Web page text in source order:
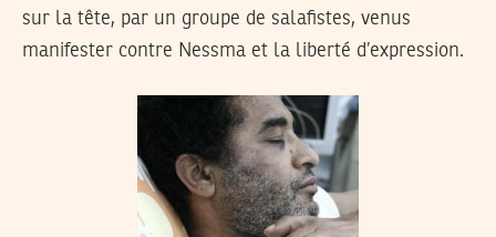
sur la tête, par un groupe de salafistes, venus
manifester contre Nessma et la liberté d’expression.